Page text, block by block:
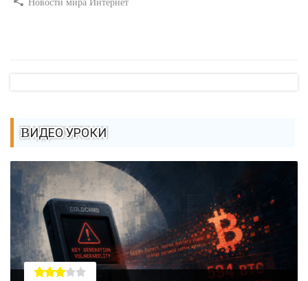
Новости мира Интернет
ВИДЕО УРОКИ